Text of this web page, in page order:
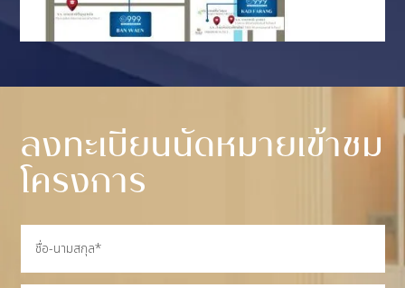
ลงทะเบียนนัดหมายเข้าชม
โครงการ